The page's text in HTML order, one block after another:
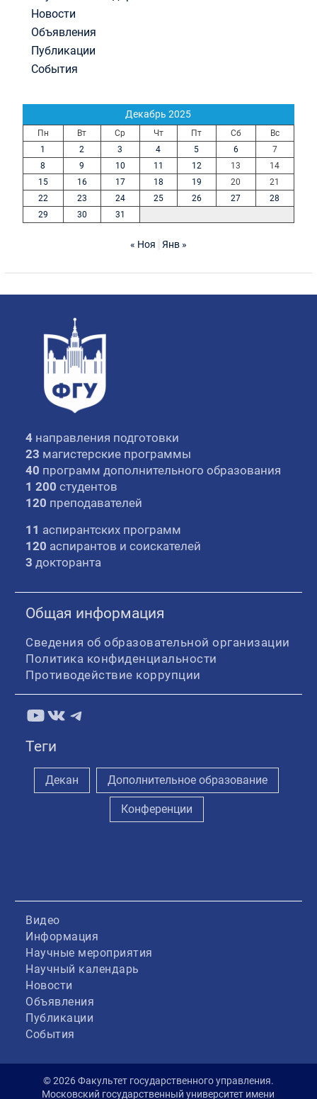
Новости
Объявления
Публикации
События
Декабрь 2025
Пн Вт Ср Чт Пт Сб
Вс
1
2 3 4 5 6
7
8
9 10 11 12 13
14
15
16 17 18 19 20
21
22
23 24 25 26 27
28
29
30 31
« Ноя Янв »
4 направления подготовки
23 магистерские программы
40 программ дополнительного образования
1 200 студентов
120 преподавателей
11 аспирантских программ
120 аспирантов и соискателей
3 докторанта
Общая информация
Сведения об образовательной организации
Политика конфиденциальности
Противодействие коррупции
YouTube
ВКонтакте
Telegram
Теги
Декан Дополнительное образование
Конференции
Видео
Информация
Научные мероприятия
Научный календарь
Новости
Объявления
Публикации
События
© 2026 Факультет государственного управления.
Московский государственный университет имени